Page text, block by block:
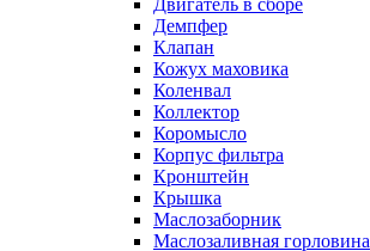
Демпфер
Клапан
Кожух маховика
Коленвал
Коллектор
Коромысло
Корпус фильтра
Кронштейн
Крышка
Маслозаборник
Маслозаливная горловина